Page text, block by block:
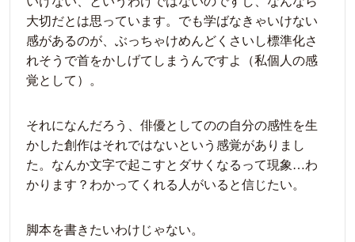
大切だとは思っています。でも学ばなきゃいけない
感があるのが、ぶっちゃけめんどくさいし標準化さ
れそうで首をかしげてしまうんですよ（私個人の感
覚として）。
それになんだろう、俳優としてのの自分の感性を生
かした創作はそれではないという感覚がありまし
た。なんか文字で起こすとダサくなるって現象…わ
かります？わかってくれる人がいると信じたい。
脚本を書きたいわけじゃない。